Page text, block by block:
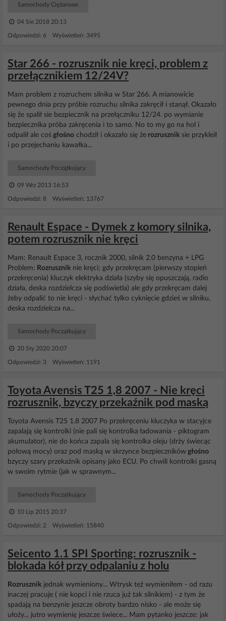
Samochody Ciężarowe
04 Sie 2018 20:13
Odpowiedzi: 6 Wyświetleń: 3495
Star 266 - rozrusznik nie kręci, problem z
przełącznikiem 12/24V?
Mam problem z rozruchem silnika w Star 266. A mianowicie
pewnego dnia przy próbie rozruchu silnika zakręcił i stanął. Okazało
się że spalił sie bezpiecznik na przełączniku 12/24. po wymianie
bezpiecznika próba zakręcenia i to samo. No to my go na hol i
odpalił ale coś głośno chodził i okazało się że rozrusznik sie przykleił
i po przejechaniu kawałka...
Samochody Początkujący
09 Wrz 2013 16:53
Odpowiedzi: 8 Wyświetleń: 13767
Renault Espace - Dymek z komory silnika,
potem rozrusznik nie kręci
Mam: Renault Espace 3, rocznik 2000, silnik 2.0 benzyna + LPG
Problem: Rozrusznik nie kręci; gdy przekręcam (pierwszy stopień
przekręcenia) kluczyk elektryka działa (szyby się opuszczają, radio
działa, deska rozdzielcza się podświetla) ale gdy przekręcam dalej
żeby odpalić to nie kręci - słychać tylko cyknięcie gdzieś w silniku,
deska rozdzielcza na...
Samochody Początkujący
20 Sty 2020 20:07
Odpowiedzi: 3 Wyświetleń: 1191
Toyota Avensis T25 1,8 2007 - Nie kręci
rozrusznik, bzyczy przekaźnik pod maską
Toyota Avensis T25 1.8 2007 Po przekręceniu kluczyka w stacyjce
zapalają się kontrolki (nie pali się kontrolka ładowania - piktogram
akumulator), nie do końca zapala się kontrolka oleju (drży świecąc
połową mocy) oraz pod maską w skrzynce bezpieczników głośno
bzyczy szary przekaźnik opisany jako ECU. Po chwili kontrolki gasną
w swoim rytmie (jak w sprawnym...
Samochody Początkujący
10 Lip 2015 20:37
Odpowiedzi: 2 Wyświetleń: 15840
Seicento 1.1 SPI Sporting: rozrusznik -
blokada kół przy odpalaniu z holu
Rozrusznik jednak wymieniony... Wtrysk też wymieniłem - od razu
inaczej pracuje ( nie kopci i nie rzuca już tak silnikiem) - z tym że
spadają na benzynie jeszcze obroty bardzo nisko - ale może się
ułoży... jutro wymienię jeszcze świece... Mam pytanko jeszcze: jak